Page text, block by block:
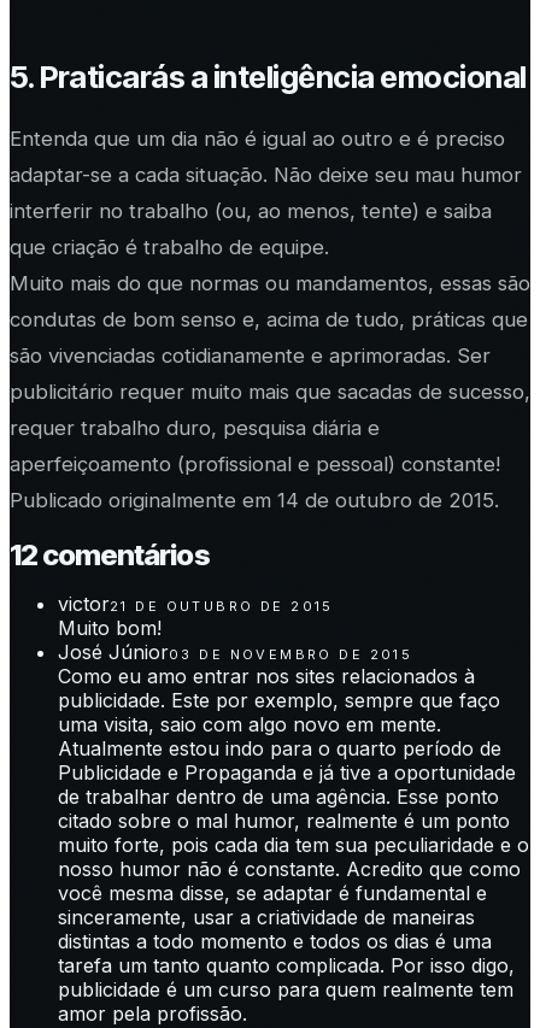
5. Praticarás a inteligência emocional
Entenda que um dia não é igual ao outro e é preciso
adaptar-se a cada situação. Não deixe seu mau humor
interferir no trabalho (ou, ao menos, tente) e saiba
que criação é trabalho de equipe.
Muito mais do que normas ou mandamentos, essas são
condutas de bom senso e, acima de tudo, práticas que
são vivenciadas cotidianamente e aprimoradas. Ser
publicitário requer muito mais que sacadas de sucesso,
requer trabalho duro, pesquisa diária e
aperfeiçoamento (profissional e pessoal) constante!
Publicado originalmente em 14 de outubro de 2015.
12comentários
victor21 DE OUTUBRO DE 2015
Muito bom!
José Júnior03 DE NOVEMBRO DE 2015
Como eu amo entrar nos sites relacionados à
publicidade. Este por exemplo, sempre que faço
uma visita, saio com algo novo em mente.
Atualmente estou indo para o quarto período de
Publicidade e Propaganda e já tive a oportunidade
de trabalhar dentro de uma agência. Esse ponto
citado sobre o mal humor, realmente é um ponto
muito forte, pois cada dia tem sua peculiaridade e o
nosso humor não é constante. Acredito que como
você mesma disse, se adaptar é fundamental e
sinceramente, usar a criatividade de maneiras
distintas a todo momento e todos os dias é uma
tarefa um tanto quanto complicada. Por isso digo,
publicidade é um curso para quem realmente tem
amor pela profissão.